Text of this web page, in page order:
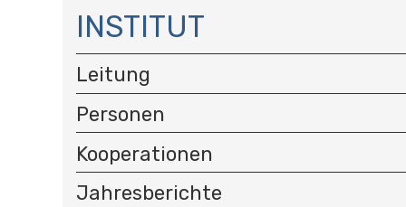
A
V
I
G
A
T
I
O
N
INSTITUT
Leitung
Personen
Kooperationen
Jahresberichte